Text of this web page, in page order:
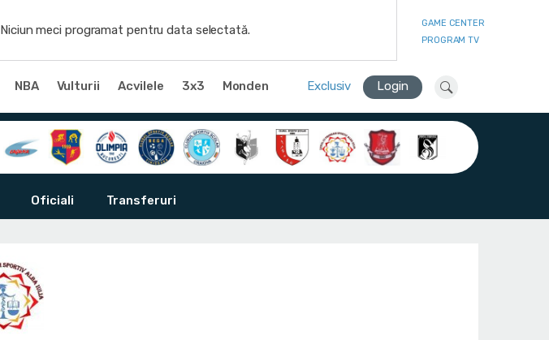
Niciun meci programat pentru data selectată.
GAME CENTER
PROGRAM TV
NBA Vulturii Acvilele 3x3 Monden Exclusiv Login
Oficiali Transferuri